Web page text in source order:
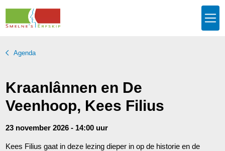
Agenda
Kraanlânnen en De
Veenhoop, Kees Filius
23 november 2026 - 14:00 uur
Kees Filius gaat in deze lezing dieper in op de historie en de